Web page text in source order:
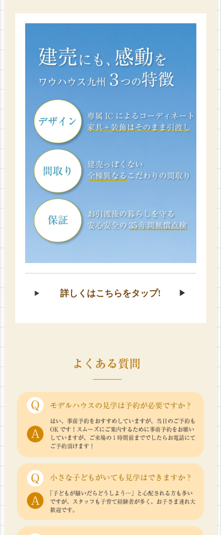
詳しくはこちらをタップ!